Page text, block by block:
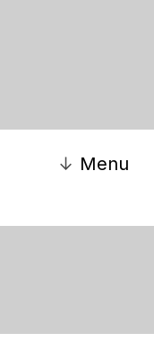
↓ Menu